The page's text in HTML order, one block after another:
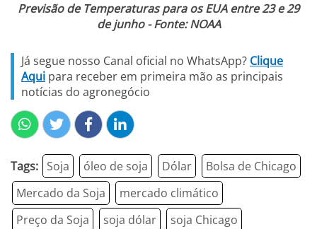
Previsão de Temperaturas para os EUA entre 23 e 29
de junho - Fonte: NOAA
Já segue nosso Canal oficial no WhatsApp? Clique
Aqui para receber em primeira mão as principais
notícias do agronegócio
Tags: Soja óleo de soja Dólar
Bolsa de Chicago
Mercado da Soja
mercado climático
Preço da Soja
soja dólar
soja Chicago